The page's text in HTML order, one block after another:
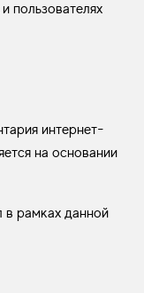
пользователях
интернет-
на основании
рамках данной